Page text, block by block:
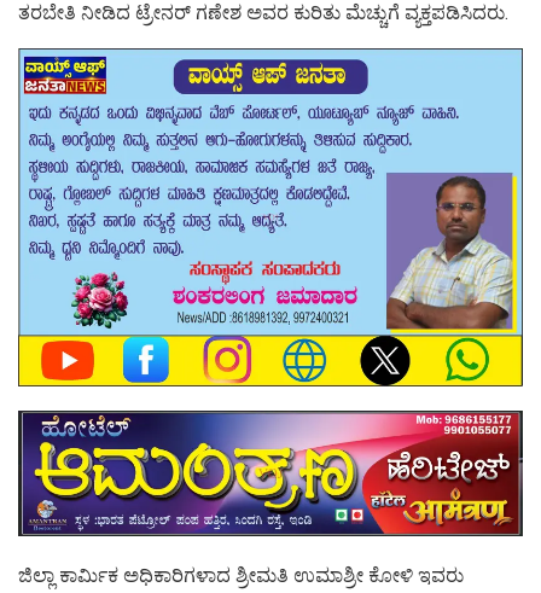
ತರಬೇತಿ ನೀಡಿದ ಟ್ರೇನರ್ ಗಣೇಶ ಅವರ ಕುರಿತು ಮೆಚ್ಚುಗೆ ವ್ಯಕ್ತಪಡಿಸಿದರು.
ಜಿಲ್ಲಾ ಕಾರ್ಮಿಕ ಅಧಿಕಾರಿಗಳಾದ ಶ್ರೀಮತಿ ಉಮಾಶ್ರೀ ಕೋಳಿ ಇವರು